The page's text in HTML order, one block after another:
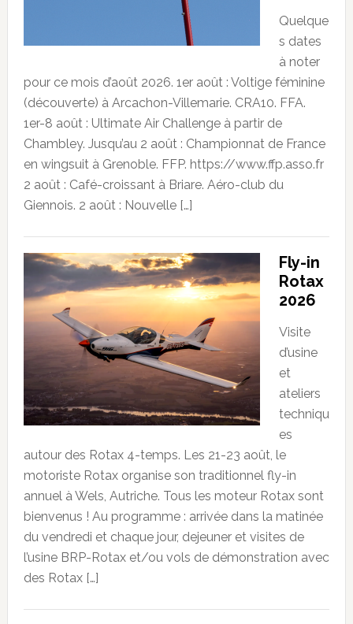
Quelque
s dates
à noter
pour ce mois d’août 2026. 1er août : Voltige féminine
(découverte) à Arcachon-Villemarie. CRA10. FFA.
1er-8 août : Ultimate Air Challenge à partir de
Chambley. Jusqu’au 2 août : Championnat de France
en wingsuit à Grenoble. FFP. https://www.ffp.asso.fr
2 août : Café-croissant à Briare. Aéro-club du
Giennois. 2 août : Nouvelle […]
Fly-in
Rotax
2026
Visite
d’usine
et
ateliers
techniqu
es
autour des Rotax 4-temps. Les 21-23 août, le
motoriste Rotax organise son traditionnel fly-in
annuel à Wels, Autriche. Tous les moteur Rotax sont
bienvenus ! Au programme : arrivée dans la matinée
du vendredi et chaque jour, dejeuner et visites de
l’usine BRP-Rotax et/ou vols de démonstration avec
des Rotax […]